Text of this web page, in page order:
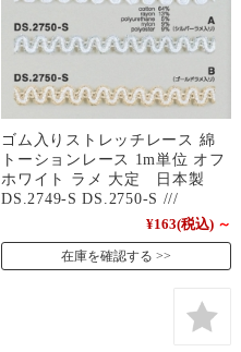
ゴム入りストレッチレース 綿
トーションレース 1m単位 オフ
ホワイト ラメ 大定 日本製
DS.2749-S DS.2750-S ///
¥163(税込) ～
在庫を確認する